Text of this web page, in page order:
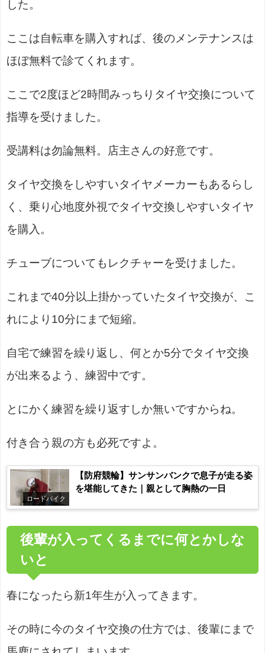
した。
ここは自転車を購入すれば、後のメンテナンスは
ほぼ無料で診てくれます。
ここで2度ほど2時間みっちりタイヤ交換について
指導を受けました。
受講料は勿論無料。店主さんの好意です。
タイヤ交換をしやすいタイヤメーカーもあるらし
く、乗り心地度外視でタイヤ交換しやすいタイヤ
を購入。
チューブについてもレクチャーを受けました。
これまで40分以上掛かっていたタイヤ交換が、こ
れにより10分にまで短縮。
自宅で練習を繰り返し、何とか5分でタイヤ交換
が出来るよう、練習中です。
とにかく練習を繰り返すしか無いですからね。
付き合う親の方も必死ですよ。
ロードバイク
【防府競輪】サンサンバンクで息子が走る姿
を堪能してきた｜親として胸熱の一日
後輩が入ってくるまでに何とかしな
いと
春になったら新1年生が入ってきます。
その時に今のタイヤ交換の仕方では、後輩にまで